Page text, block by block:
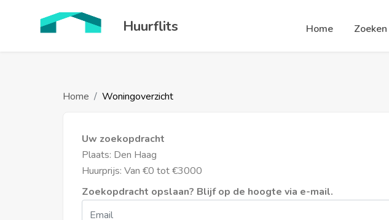
Huurflits Home Zoeken
Home Woningoverzicht
Uw zoekopdracht
Plaats: Den Haag
Huurprijs: Van €0 tot €3000
Zoekopdracht opslaan? Blijf op de hoogte via e-mail.